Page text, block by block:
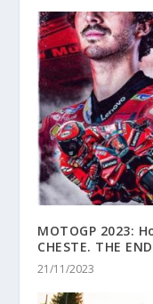
MOTOGP 2023:
CHESTE. THE END
21/11/2023